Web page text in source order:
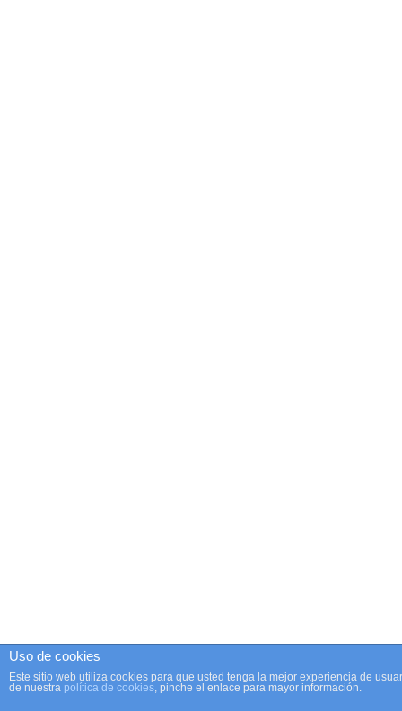
Uso de cookies
Este sitio web utiliza cookies para que usted tenga la mejor experiencia de
de nuestra política de cookies, pinche el enlace para mayor información.